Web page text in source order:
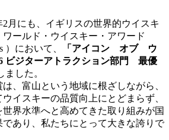
月にも、イギリスの世界的ウイスキ
ールド・ウイスキー・アワード
）において、
「アイコン オブ ウ
ビジターアトラクション部門 最優
した。
、富山という地域に根ざしながら、
イスキーの品質向上にとどまらず、
界水準へと高めてきた取り組みが国
あり、私たちにとって大きな誇りで